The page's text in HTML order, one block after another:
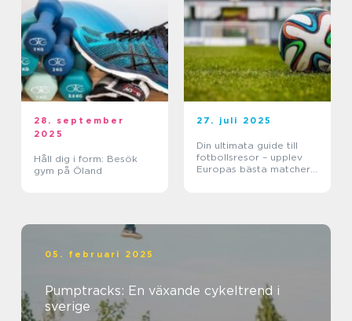
28. september
2025
Håll dig i form: Besök
gym på Öland
27. juli 2025
Din ultimata guide till
fotbollsresor – upplev
Europas bästa matcher
05. februari 2025
Pumptracks: En växande cykeltrend i
sverige